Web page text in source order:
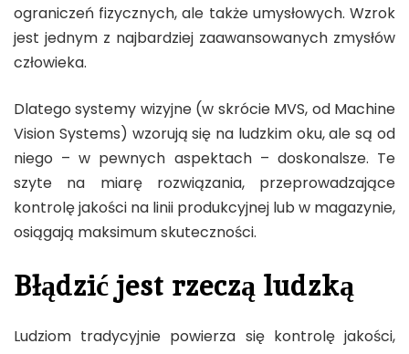
ograniczeń fizycznych, ale także umysłowych. Wzrok
jest jednym z najbardziej zaawansowanych zmysłów
człowieka.
Dlatego systemy wizyjne (w skrócie MVS, od Machine
Vision Systems) wzorują się na ludzkim oku, ale są od
niego – w pewnych aspektach – doskonalsze. Te
szyte na miarę rozwiązania, przeprowadzające
kontrolę jakości na linii produkcyjnej lub w magazynie,
osiągają maksimum skuteczności.
Błądzić jest rzeczą ludzką
Ludziom tradycyjnie powierza się kontrolę jakości,